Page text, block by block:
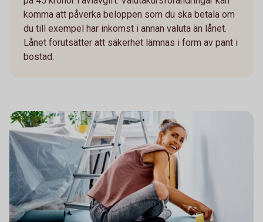
komma att påverka beloppen som du ska betala om
du till exempel har inkomst i annan valuta än lånet.
Lånet förutsätter att säkerhet lämnas i form av pant i
bostad.